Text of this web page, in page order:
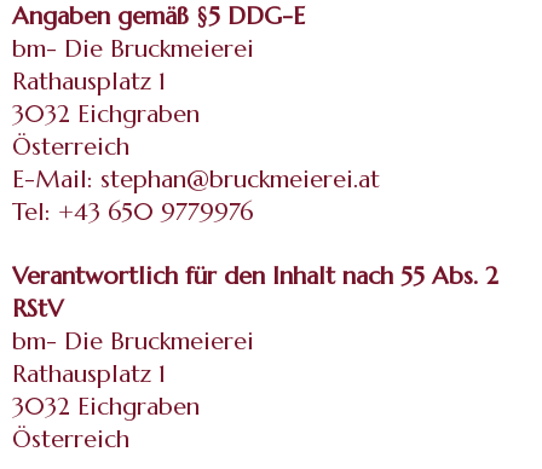
Angaben gemäß §5 DDG-E
bm- Die Bruckmeierei
Rathausplatz 1
3032 Eichgraben
Österreich
E-Mail: stephan@bruckmeierei.at
Tel: +43 650 9779976
Verantwortlich für den Inhalt nach 55 Abs. 2
RStV
bm- Die Bruckmeierei
Rathausplatz 1
3032 Eichgraben
Österreich